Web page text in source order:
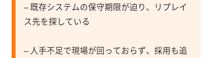
– 既存システムの保守期限が迫り、リプレイ
ス先を探している
– 人手不足で現場が回っておらず、採用も追